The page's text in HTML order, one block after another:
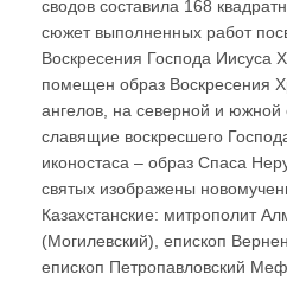
сводов составила 168
сюжет выполненных работ
Воскресения Господа Иисуса
помещен образ Воскресения
ангелов, на северной и южной
славящие воскресшего
иконостаса – образ Спаса
святых изображены
Казахстанские: митрополит
(Могилевский), епископ
епископ Петропавловский